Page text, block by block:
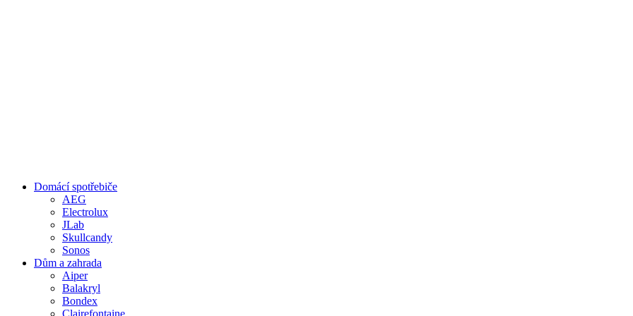
Domácí spotřebiče
AEG
Electrolux
JLab
Skullcandy
Sonos
Dům a zahrada
Aiper
Balakryl
Bondex
Clairefontaine